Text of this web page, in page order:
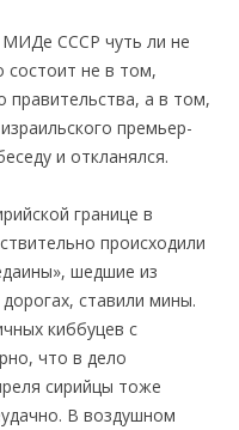
МИДе СССР чуть ли не
состоит не в том,
а в том,
премьер-
и откланялся.
границе в
происходили
шедшие из
ставили мины.
киббуцев с
что в дело
сирийцы тоже
В воздушном